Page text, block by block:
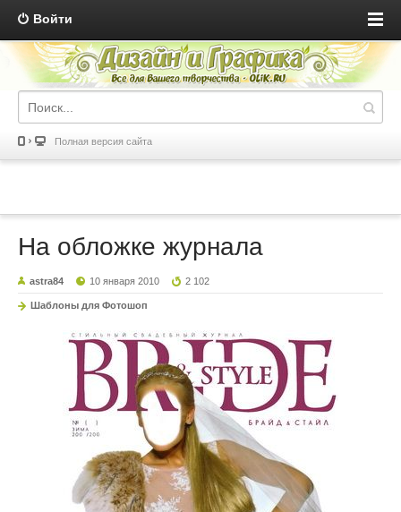
Войти
Полная версия сайта
На обложке журнала
astra84 10 января 2010 2 102
Шаблоны для Фотошоп